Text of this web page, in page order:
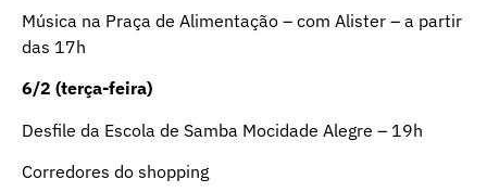
Música na Praça de Alimentação – com Alister – a partir
das 17h
6/2 (terça-feira)
Desfile da Escola de Samba Mocidade Alegre – 19h
Corredores do shopping